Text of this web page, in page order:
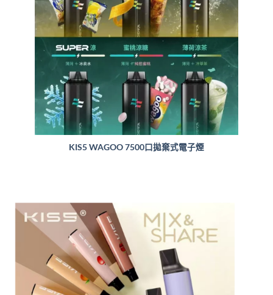
KIS5 WAGOO 7500口拋棄式電子煙